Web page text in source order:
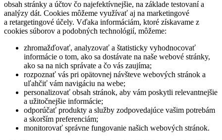
obsah stránky a účtov čo najefektívnejšie, na základe testovaní a
analýzy dát. Cookies môžeme využívať aj na marketingové
a retargetingové účely. Vďaka informáciám, ktoré získavame z
cookies súborov a podobných technológií, môžeme:
zhromažďovať, analyzovať a štatisticky vyhodnocovať
informácie o tom, ako sa dostávate na naše webové stránky,
ako sa na nich správate a čo vás zaujíma;
rozpoznať vás pri opätovnej návšteve webových stránok a
uľahčiť vám navigáciu na webe;
personalizovať obsah stránok, aby vám poskytli relevantnejšie
a užitočnejšie informácie;
odporúčať produkty a služby zodpovedajúce vašim potrebám
a skorším preferenciám;
monitorovať správne fungovanie našich webových stránok.